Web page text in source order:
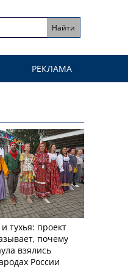
РЕКЛАМА
тухья: проект
почему
взялись
России